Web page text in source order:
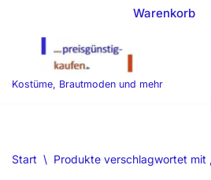
springen
Warenkorb
Kostüme, Brautmoden und mehr
Start \ Produkte verschlagwortet mit